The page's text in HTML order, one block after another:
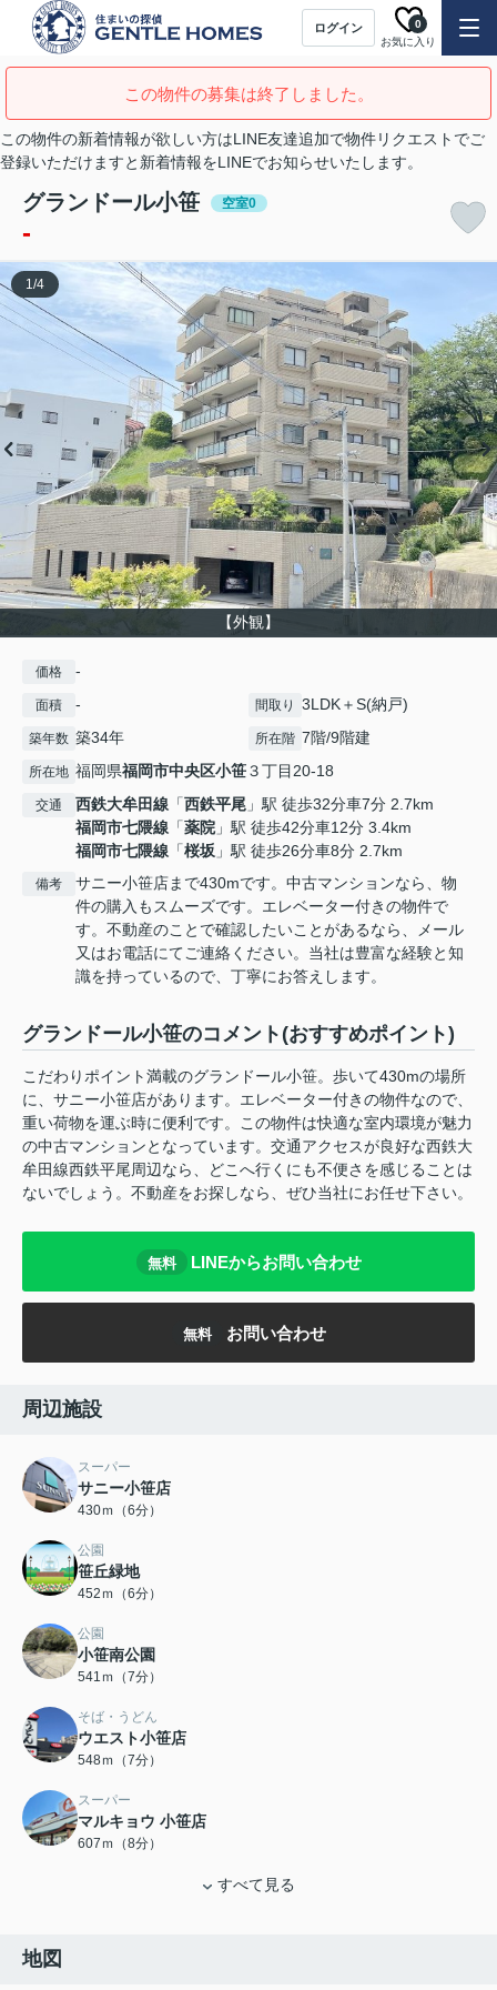
ログイン
お気に入り
0
この物件の募集は終了しました。
この物件の新着情報が欲しい方はLINE友達追加で物件リクエストでご
登録いただけますと新着情報をLINEでお知らせいたします。
グランドール小笹 空室0
-
【外観】
1/4
価格 -
面積 - 間取り 3LDK＋S(納戸)
築年数 築34年 所在階 7階/9階建
所在地 福岡県福岡市中央区小笹３丁目20-18
交通 西鉄大牟田線 「西鉄平尾 」駅 徒歩32分車7分 2.7km
福岡市七隈線 「薬院 」駅 徒歩42分車12分 3.4km
福岡市七隈線 「桜坂 」駅 徒歩26分車8分 2.7km
備考
サニー小笹店まで430mです。中古マンションなら、物
件の購入もスムーズです。エレベーター付きの物件で
す。不動産のことで確認したいことがあるなら、メール
又はお電話にてご連絡ください。当社は豊富な経験と知
識を持っているので、丁寧にお答えします。
グランドール小笹のコメント(おすすめポイント)
こだわりポイント満載のグランドール小笹。歩いて430mの場所
に、サニー小笹店があります。エレベーター付きの物件なので、
重い荷物を運ぶ時に便利です。この物件は快適な室内環境が魅力
の中古マンションとなっています。交通アクセスが良好な西鉄大
牟田線西鉄平尾周辺なら、どこへ行くにも不便さを感じることは
ないでしょう。不動産をお探しなら、ぜひ当社にお任せ下さい。
無料 LINEからお問い合わせ
無料 お問い合わせ
周辺施設
スーパー
サニー小笹店
430ｍ（6分）
公園
笹丘緑地
452ｍ（6分）
公園
小笹南公園
541ｍ（7分）
そば・うどん
ウエスト小笹店
548ｍ（7分）
スーパー
マルキョウ 小笹店
607ｍ（8分）
すべて見る
地図